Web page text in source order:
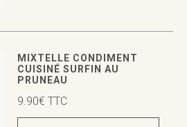
MIXTELLE CONDIMENT
CUISINÉ SURFIN AU
PRUNEAU
9.90€ TTC